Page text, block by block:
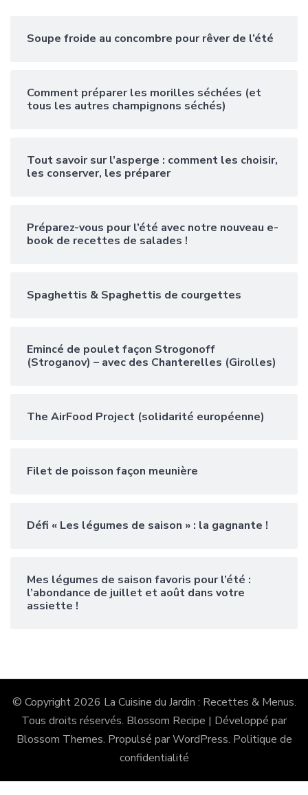
Soupe froide au concombre pour rêver de l’été
Comment préparer les morilles séchées (et
tous les autres champignons séchés)
Tout savoir sur l’asperge : comment les choisir,
les conserver, les préparer
Préparez-vous pour l’été avec notre nouveau e-
book de recettes de salades !
Spaghettis & Spaghettis de courgettes
Emincé de poulet façon Strogonoff
(Stroganov) – avec des Chanterelles (Girolles)
The AirFood Project (solidarité européenne)
Filet de poisson façon meunière
Défi « Les légumes de saison » : la gagnante !
Mes légumes de saison favoris pour l’été :
l’abondance de juillet et août dans votre
assiette !
© Copyright 2026 La Cuisine du Jardin : Recettes & Menus.
Tous droits réservés. Blossom Recipe | Développé par
Blossom Themes. Propulsé parWordPress. Politique de
confidentialité